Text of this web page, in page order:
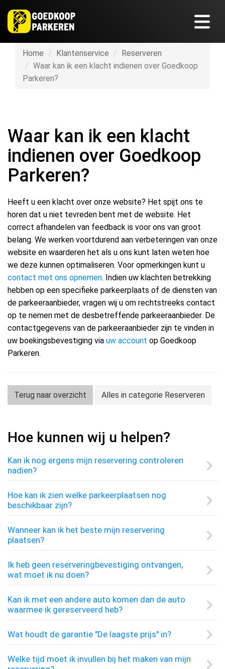
Home Klantenservice
Reserveren
Waar kan ik een klacht indienen over Goedkoop
Parkeren?
Waar kan ik een klacht
indienen over Goedkoop
Parkeren?
Heeft u een klacht over onze website? Het spijt ons te
horen dat u niet tevreden bent met de website. Het
correct afhandelen van feedback is voor ons van groot
belang. We werken voortdurend aan verbeteringen van onze
website en waarderen het als u ons kunt laten weten hoe
we deze kunnen optimaliseren. Voor opmerkingen kunt u
contact met ons opnemen. Indien uw klachten betrekking
hebben op een specifieke parkeerplaats of de diensten van
de parkeeraanbieder, vragen wij u om rechtstreeks contact
op te nemen met de desbetreffende parkeeraanbieder. De
contactgegevens van de parkeeraanbieder zijn te vinden in
uw boekingsbevestiging via uw account op Goedkoop
Parkeren.
Terug naar overzicht Alles in categorie Reserveren
Hoe kunnen wij u helpen?
Kan ik nog ergens mijn reservering controleren
nadien?
Hoe kan ik zien welke parkeerplaatsen nog
beschikbaar zijn?
Wanneer kan ik het beste mijn reservering
plaatsen?
Ik heb geen reserveringbevestiging ontvangen,
wat moet ik nu doen?
Kan ik met een andere auto komen dan de auto
waarmee ik gereserveerd heb?
Wat houdt de garantie "De laagste prijs" in?
Welke tijd moet ik invullen bij het maken van mijn